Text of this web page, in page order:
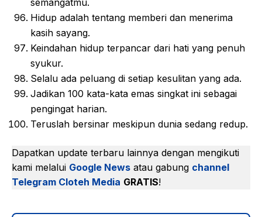
semangatmu.
Hidup adalah tentang memberi dan menerima
kasih sayang.
Keindahan hidup terpancar dari hati yang penuh
syukur.
Selalu ada peluang di setiap kesulitan yang ada.
Jadikan 100 kata-kata emas singkat ini sebagai
pengingat harian.
Teruslah bersinar meskipun dunia sedang redup.
Dapatkan update terbaru lainnya dengan mengikuti
kami melalui Google News atau gabung channel
Telegram Cloteh Media GRATIS!